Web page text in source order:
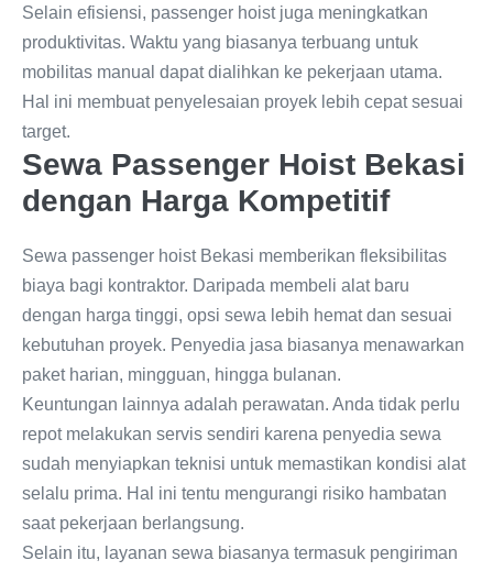
Selain efisiensi, passenger hoist juga meningkatkan
produktivitas. Waktu yang biasanya terbuang untuk
mobilitas manual dapat dialihkan ke pekerjaan utama.
Hal ini membuat penyelesaian proyek lebih cepat sesuai
target.
Sewa Passenger Hoist Bekasi
dengan Harga Kompetitif
Sewa passenger hoist Bekasi memberikan fleksibilitas
biaya bagi kontraktor. Daripada membeli alat baru
dengan harga tinggi, opsi sewa lebih hemat dan sesuai
kebutuhan proyek. Penyedia jasa biasanya menawarkan
paket harian, mingguan, hingga bulanan.
Keuntungan lainnya adalah perawatan. Anda tidak perlu
repot melakukan servis sendiri karena penyedia sewa
sudah menyiapkan teknisi untuk memastikan kondisi alat
selalu prima. Hal ini tentu mengurangi risiko hambatan
saat pekerjaan berlangsung.
Selain itu, layanan sewa biasanya termasuk pengiriman